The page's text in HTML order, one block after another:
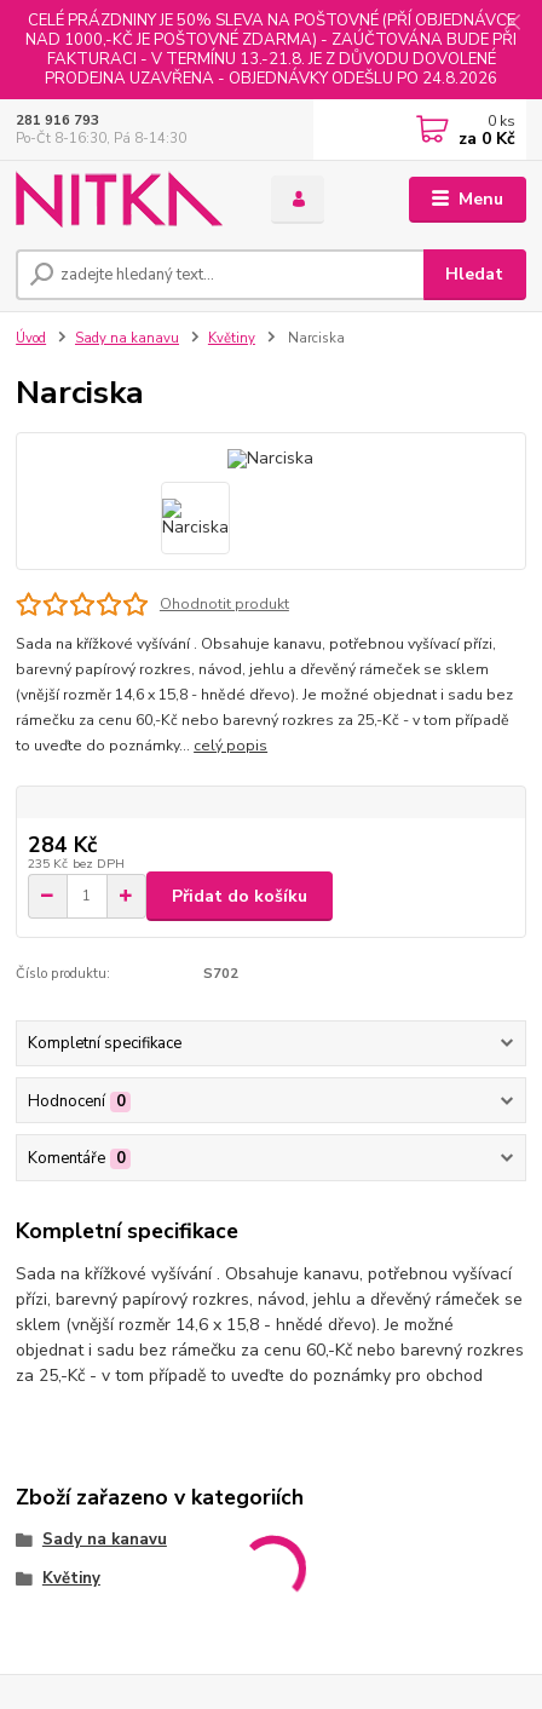
CELÉ PRÁZDNINY JE 50% SLEVA NA POŠTOVNÉ (PŘÍ OBJEDNÁVCE
NAD 1000,-KČ JE POŠTOVNÉ ZDARMA) - ZAÚČTOVÁNA BUDE PŘI
FAKTURACI - V TERMÍNU 13.-21.8. JE Z DŮVODU DOVOLENÉ
PRODEJNA UZAVŘENA - OBJEDNÁVKY ODEŠLU PO 24.8.2026
Menu
Hledat
281 916 793
Po-Čt 8-16:30, Pá 8-14:30
0 ks
za 0 Kč
Úvod Sady na kanavu Květiny Narciska
Narciska
Ohodnotit produkt
Sada na křížkové vyšívání . Obsahuje kanavu, potřebnou vyšívací přízi,
barevný papírový rozkres, návod, jehlu a dřevěný rámeček se sklem
(vnější rozměr 14,6 x 15,8 - hnědé dřevo). Je možné objednat i sadu bez
rámečku za cenu 60,-Kč nebo barevný rozkres za 25,-Kč - v tom případě
to uveďte do poznámky... celý popis
284 Kč
235 Kč bez DPH
Přidat do košíku
Číslo produktu: S702
Kompletní specifikace
Hodnocení 0
Komentáře 0
Kompletní specifikace
Sada na křížkové vyšívání . Obsahuje kanavu, potřebnou vyšívací
přízi, barevný papírový rozkres, návod, jehlu a dřevěný rámeček se
sklem (vnější rozměr 14,6 x 15,8 - hnědé dřevo). Je možné
objednat i sadu bez rámečku za cenu 60,-Kč nebo barevný rozkres
za 25,-Kč - v tom případě to uveďte do poznámky pro obchod
Zboží zařazeno v kategoriích
Sady na kanavu
Květiny